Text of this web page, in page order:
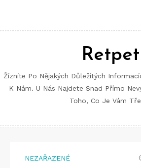
Retpet
Žízníte Po Nějakých Důležitých
K Nám. U Nás Najdete Snad Přímo
Toho, Co Je Vám
NEZAŘAZENÉ